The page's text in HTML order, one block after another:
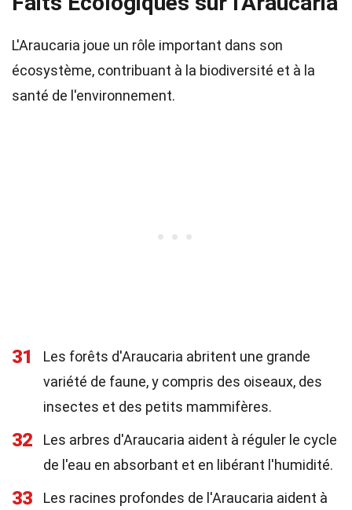
L'Araucaria joue un rôle important dans son
écosystème, contribuant à la biodiversité et à la
santé de l'environnement.
31
Les forêts d'Araucaria abritent une grande
variété de faune, y compris des oiseaux, des
insectes et des petits mammifères.
32
Les arbres d'Araucaria aident à réguler le cycle
de l'eau en absorbant et en libérant l'humidité.
33
Les racines profondes de l'Araucaria aident à